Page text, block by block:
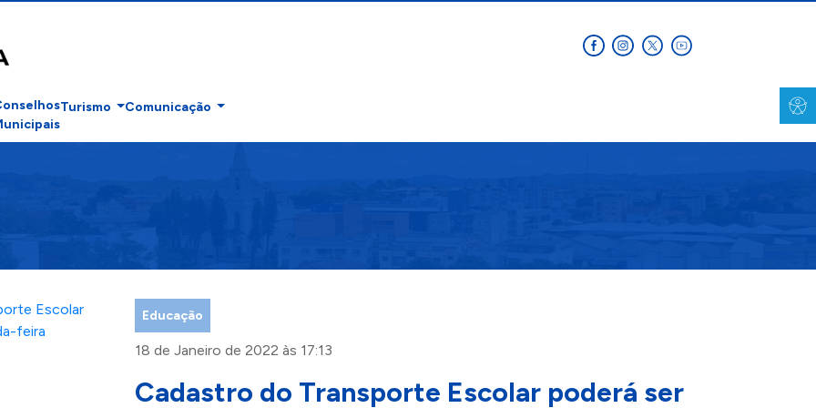
Turismo Comunicação
Educação
18 de Janeiro de 2022 às 17:13
Cadastro do Transporte Escolar poderá ser